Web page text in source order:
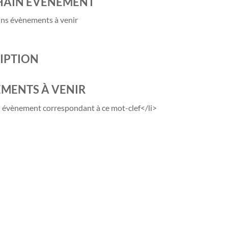
évènements à venir
À VENIR
correspondant à ce mot-clef</li>